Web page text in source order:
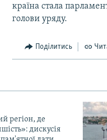
країна стала
голови уряду.
Поділитись
регіон, де
дискусія